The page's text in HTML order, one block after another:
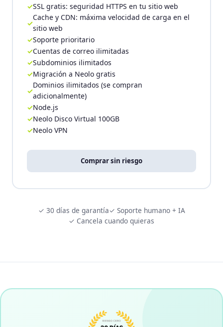
SSL gratis: seguridad HTTPS en tu sitio web
Cache y CDN: máxima velocidad de carga en el
sitio web
Soporte prioritario
Cuentas de correo ilimitadas
Subdominios ilimitados
Migración a Neolo gratis
Dominios ilimitados (se compran
adicionalmente)
Node.js
Neolo Disco Virtual 100GB
Neolo VPN
Comprar sin riesgo
✓ 30 días de garantía✓ Soporte humano + IA
✓ Cancela cuando quieras